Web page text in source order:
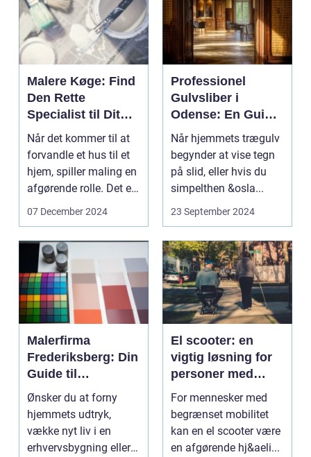
Malere Køge: Find
Den Rette
Specialist til Dit
Malerprojekt
Når det kommer til at
forvandle et hus til et
hjem, spiller maling en
afgørende rolle. Det er
de sub...
07 December 2024
Professionel
Gulvsliber i
Odense: En Guide
til Smukke
Trægulve
Når hjemmets trægulv
begynder at vise tegn
på slid, eller hvis du
simpelthen &osla...
23 September 2024
Malerfirma
Frederiksberg: Din
Guide til
Professionelt
Malerarbejde
Ønsker du at forny
hjemmets udtryk,
vække nyt liv i en
erhvervsbygning eller
El scooter: en
vigtig løsning for
personer med
nedsat mobilitet
For mennesker med
begrænset mobilitet
kan en el scooter være
en afgørende hj&aeli...